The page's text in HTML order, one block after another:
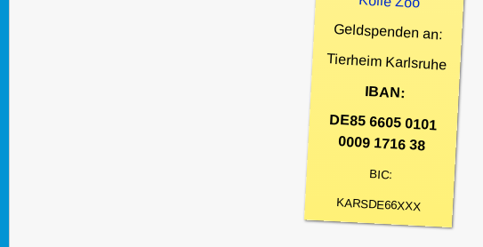
Geldspenden an:
Tierheim Karlsruhe
IBAN:
DE85 6605 0101
0009 1716 38
BIC:
KARSDE66XXX